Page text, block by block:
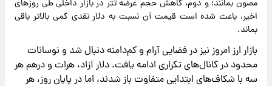
مصون بمانند؛ و دوم، کاهش حجم عرضه تتر در بازار داخلی طی روزهای
اخیر، باعث شده است قیمت آن نسبت به دلار نقدی کمی بالاتر باقی
بماند.
بازار ارز امروز نیز در فضایی آرام و کم‌دامنه دنبال شد و نوسانات
محدود در کانال‌های تکراری ادامه یافت. دلار آزاد، هرات و درهم هر
سه با شکاف‌های ابتدایی متفاوت باز شدند، اما در پایان روز، هر